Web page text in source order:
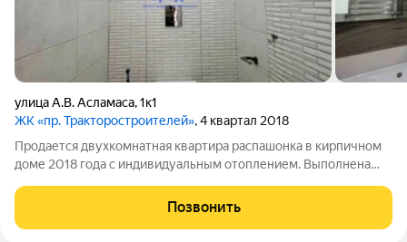
улица А.В. Асламаса,1к1
ЖК «пр. Тракторостроителей», 4 квартал 2018
Продается двухкомнатная квартира распашонка в кирпичном
доме 2018 года с индивидуальным отоплением. Выполнена
Налажена инфраструктура: гипермаркет лента, детский сад,
школа. остановки
Позвонить